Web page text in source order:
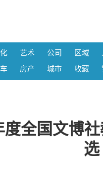
艺术 公司 区域
房产 城市 收藏
全国文博
选